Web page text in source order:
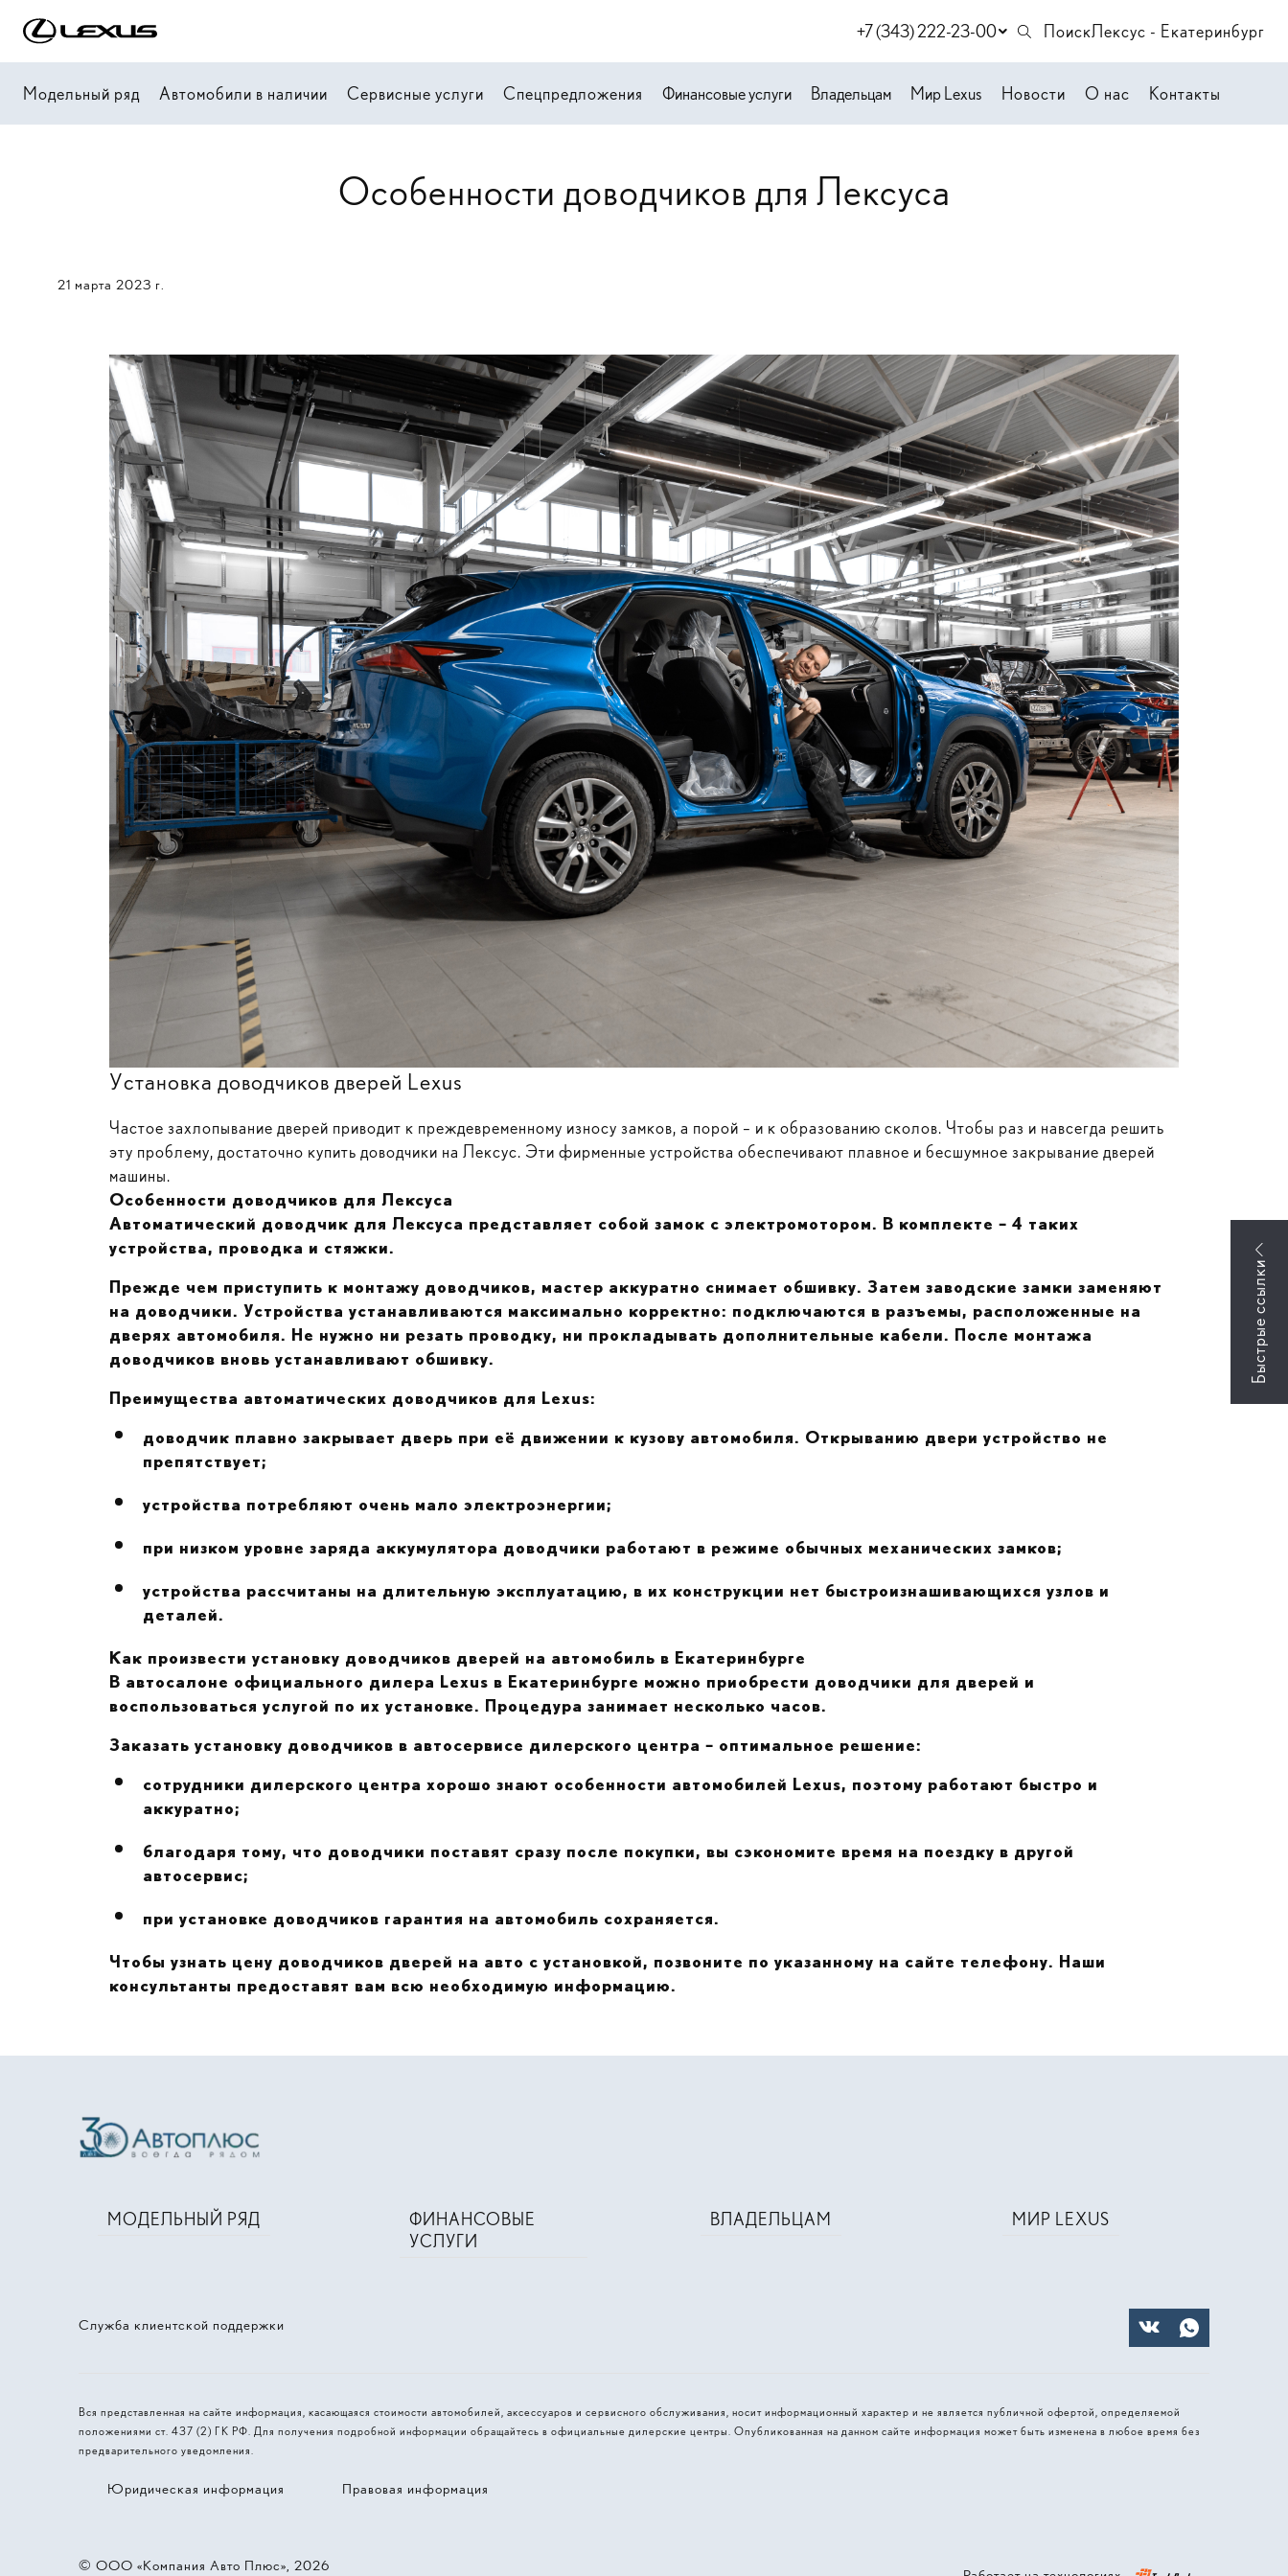
+7 (343) 222-23-00 ПоискЛексус - Екатеринбург
Модельный ряд Автомобили в наличии Сервисные услуги Спецпредложения Финансовые услуги Владельцам Мир Lexus Новости О нас Контакты
Особенности доводчиков для Лексуса
21 марта 2023 г.
Установка доводчиков дверей Lexus
Частое захлопывание дверей приводит к преждевременному износу замков, а порой – и к образованию сколов. Чтобы раз и навсегда решить
эту проблему, достаточно купить доводчики на Лексус. Эти фирменные устройства обеспечивают плавное и бесшумное закрывание дверей
машины.
Особенности доводчиков для Лексуса
Автоматический доводчик для Лексуса представляет собой замок с электромотором. В комплекте – 4 таких
устройства, проводка и стяжки.
Прежде чем приступить к монтажу доводчиков, мастер аккуратно снимает обшивку. Затем заводские замки заменяют
на доводчики. Устройства устанавливаются максимально корректно: подключаются в разъемы, расположенные на
дверях автомобиля. Не нужно ни резать проводку, ни прокладывать дополнительные кабели. После монтажа
доводчиков вновь устанавливают обшивку.
Преимущества автоматических доводчиков для Lexus:
доводчик плавно закрывает дверь при её движении к кузову автомобиля. Открыванию двери устройство не
препятствует;
устройства потребляют очень мало электроэнергии;
при низком уровне заряда аккумулятора доводчики работают в режиме обычных механических замков;
устройства рассчитаны на длительную эксплуатацию, в их конструкции нет быстроизнашивающихся узлов и
деталей.
Как произвести установку доводчиков дверей на автомобиль в Екатеринбурге
В автосалоне официального дилера Lexus в Екатеринбурге можно приобрести доводчики для дверей и
воспользоваться услугой по их установке. Процедура занимает несколько часов.
Заказать установку доводчиков в автосервисе дилерского центра – оптимальное решение:
сотрудники дилерского центра хорошо знают особенности автомобилей Lexus, поэтому работают быстро и
аккуратно;
благодаря тому, что доводчики поставят сразу после покупки, вы сэкономите время на поездку в другой
автосервис;
при установке доводчиков гарантия на автомобиль сохраняется.
Чтобы узнать цену доводчиков дверей на авто с установкой, позвоните по указанному на сайте телефону. Наши
консультанты предоставят вам всю необходимую информацию.
Служба клиентской поддержки
МОДЕЛЬНЫЙ РЯД
ФИНАНСОВЫЕ
УСЛУГИ
ВЛАДЕЛЬЦАМ МИР LEXUS
Вся представленная на сайте информация, касающаяся стоимости автомобилей, аксессуаров и сервисного обслуживания, носит информационный характер и не является публичной офертой, определяемой
положениями ст. 437 (2) ГК РФ. Для получения подробной информации обращайтесь в официальные дилерские центры. Опубликованная на данном сайте информация может быть изменена в любое время без
предварительного уведомления.
© 2026, ООО «Компания Авто Плюс»
Юридическая информация Правовая информация